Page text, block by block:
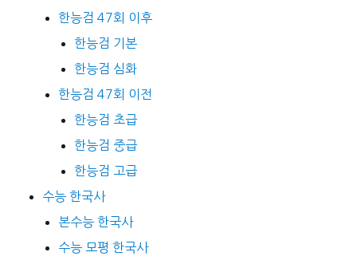
한능검 47회 이후
한능검 기본
한능검 심화
한능검 47회 이전
한능검 초급
한능검 중급
한능검 고급
수능 한국사
본수능 한국사
수능 모평 한국사